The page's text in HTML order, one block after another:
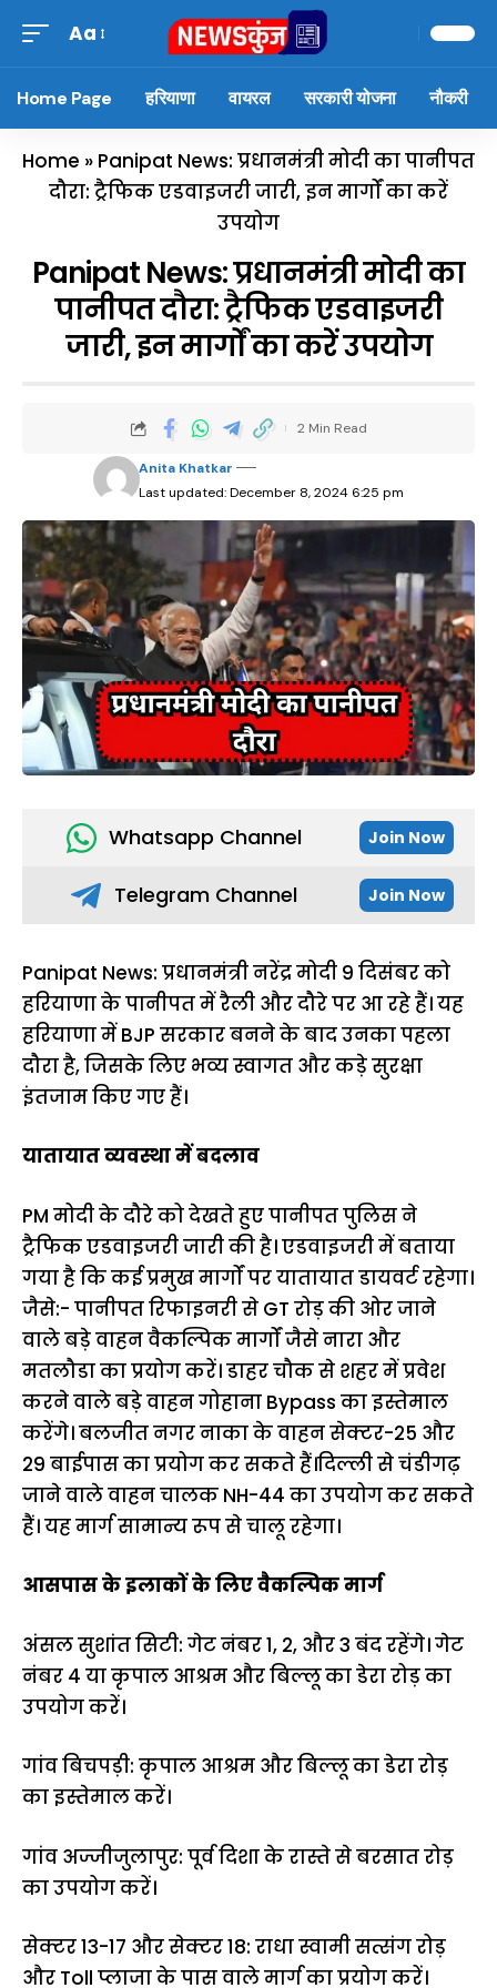
Aa
Home Page हरियाणा वायरल सरकारी योजना नौकरी
Home » Panipat News: प्रधानमंत्री मोदी का पानीपत
दौरा: ट्रैफिक एडवाइजरी जारी, इन मार्गों का करें
उपयोग
Panipat News: प्रधानमंत्री मोदी का
पानीपत दौरा: ट्रैफिक एडवाइजरी
जारी, इन मार्गों का करें उपयोग
Last updated: December 8, 2024 6:25 pm
Anita Khatkar
2 Min Read
Whatsapp Channel Join Now
Telegram Channel Join Now
Panipat News: प्रधानमंत्री नरेंद्र मोदी 9 दिसंबर को
हरियाणा के पानीपत में रैली और दौरे पर आ रहे हैं। यह
हरियाणा में BJP सरकार बनने के बाद उनका पहला
दौरा है, जिसके लिए भव्य स्वागत और कड़े सुरक्षा
इंतजाम किए गए हैं।
यातायात व्यवस्था में बदलाव
PM मोदी के दौरे को देखते हुए पानीपत पुलिस ने
ट्रैफिक एडवाइजरी जारी की है। एडवाइजरी में बताया
गया है कि कई प्रमुख मार्गों पर यातायात डायवर्ट रहेगा।
जैसे:- पानीपत रिफाइनरी से GT रोड़ की ओर जाने
वाले बड़े वाहन वैकल्पिक मार्गों जैसे नारा और
मतलौडा का प्रयोग करें। डाहर चौक से शहर में प्रवेश
करने वाले बड़े वाहन गोहाना Bypass का इस्तेमाल
करेंगे। बलजीत नगर नाका के वाहन सेक्टर-25 और
29 बाईपास का प्रयोग कर सकते हैं।दिल्ली से चंडीगढ़
जाने वाले वाहन चालक NH-44 का उपयोग कर सकते
हैं। यह मार्ग सामान्य रूप से चालू रहेगा।
आसपास के इलाकों के लिए वैकल्पिक मार्ग
अंसल सुशांत सिटी: गेट नंबर 1, 2, और 3 बंद रहेंगे। गेट
नंबर 4 या कृपाल आश्रम और बिल्लू का डेरा रोड़ का
उपयोग करें।
गांव बिचपड़ी: कृपाल आश्रम और बिल्लू का डेरा रोड़
का इस्तेमाल करें।
गांव अज्जीजुलापुर: पूर्व दिशा के रास्ते से बरसात रोड़
का उपयोग करें।
सेक्टर 13-17 और सेक्टर 18: राधा स्वामी सत्संग रोड़
और Toll प्लाजा के पास वाले मार्ग का प्रयोग करें।